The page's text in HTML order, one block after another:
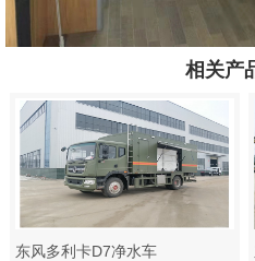
相关产
东风多利卡D7净水车